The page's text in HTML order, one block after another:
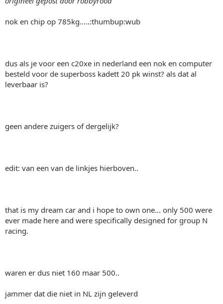
nok en chip op 785kg.....:thumbup:wub
dus als je voor een c20xe in nederland een nok en computer
besteld voor de superboss kadett 20 pk winst? als dat al
leverbaar is?
geen andere zuigers of dergelijk?
edit: van een van de linkjes hierboven..
that is my dream car and i hope to own one... only 500 were
ever made here and were specifically designed for group N
racing.
waren er dus niet 160 maar 500..
jammer dat die niet in NL zijn geleverd